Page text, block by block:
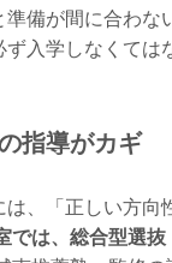
備が間に合わな
入学しなくては
指導がカギ
、「正しい方向
では、総合型選